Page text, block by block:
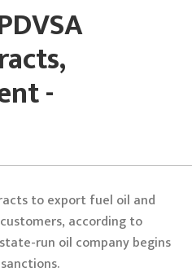
-
to export fuel oil and
according to
run oil company begins